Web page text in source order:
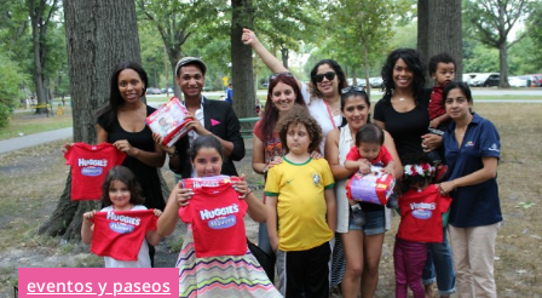
eventos y paseos